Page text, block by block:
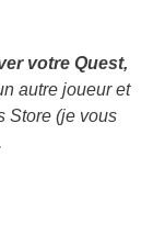
votre Quest,
autre joueur et
Store (je vous